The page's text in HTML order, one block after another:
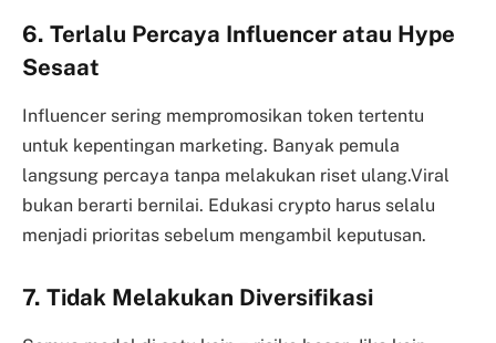
6. Terlalu Percaya Influencer atau Hype
Sesaat
Influencer sering mempromosikan token tertentu
untuk kepentingan marketing. Banyak pemula
langsung percaya tanpa melakukan riset ulang.Viral
bukan berarti bernilai. Edukasi crypto harus selalu
menjadi prioritas sebelum mengambil keputusan.
7. Tidak Melakukan Diversifikasi